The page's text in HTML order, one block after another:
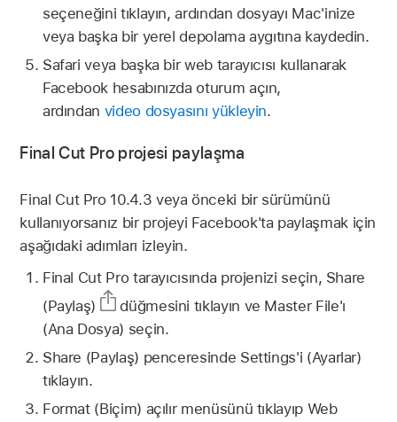
seçeneğini tıklayın, ardından dosyayı Mac'inize
veya başka bir yerel depolama aygıtına kaydedin.
Safari veya başka bir web tarayıcısı kullanarak
Facebook hesabınızda oturum açın,
ardından video dosyasını yükleyin.
Final Cut Pro projesi paylaşma
Final Cut Pro 10.4.3 veya önceki bir sürümünü
kullanıyorsanız bir projeyi Facebook'ta paylaşmak için
aşağıdaki adımları izleyin.
Final Cut Pro tarayıcısında projenizi seçin, Share
(Paylaş)
düğmesini tıklayın ve Master File'ı
(Ana Dosya) seçin.
Share (Paylaş) penceresinde Settings'i (Ayarlar)
tıklayın.
Format (Biçim) açılır menüsünü tıklayıp Web